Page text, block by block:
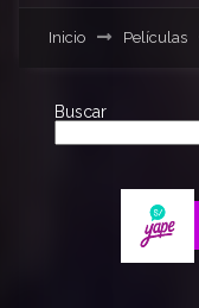
Inicio Películas
Buscar